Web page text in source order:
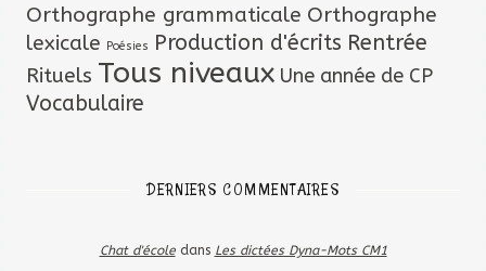
Orthographe grammaticale Orthographe
lexicale Poésies Production d'écrits Rentrée
Rituels Tous niveaux Une année de CP
Vocabulaire
DERNIERS COMMENTAIRES
Chat d'écoledans Les dictées Dyna-Mots CM1